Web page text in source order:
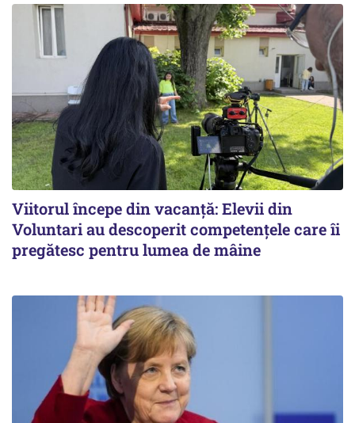
Viitorul începe din vacanță: Elevii din
Voluntari au descoperit competențele care îi
pregătesc pentru lumea de mâine